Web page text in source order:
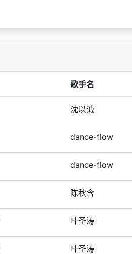
歌手名
沈以诚
dance-flow
dance-flow
陈秋含
叶圣涛
叶圣涛